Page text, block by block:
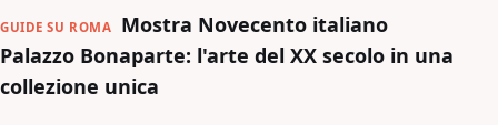
GUIDE SU ROMA
Mostra Novecento italiano
Palazzo Bonaparte: l'arte del XX secolo in una
collezione unica